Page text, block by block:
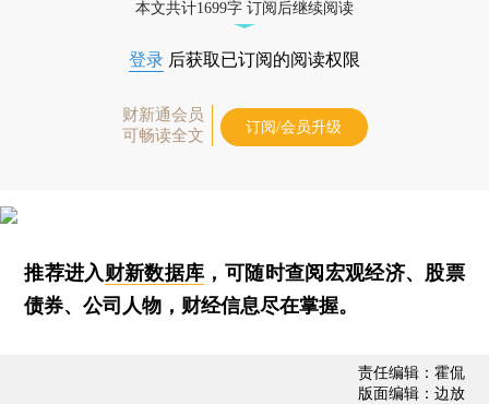
本文共计1699字 订阅后继续阅读
登录 后获取已订阅的阅读权限
财新通会员
可畅读全文
订阅/会员升级
推荐进入财新数据库 ，可随时查阅宏观经济、股票
债券、公司人物，财经信息尽在掌握。
责任编辑：霍侃
版面编辑：边放